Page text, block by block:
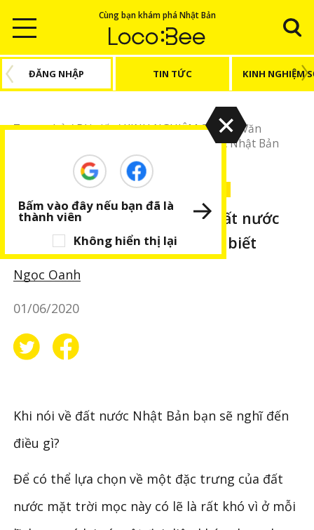
Cùng bạn khám phá Nhật Bản
ĐĂNG NHẬP TIN TỨC KINH NGHIỆM
Trang chủ/Bài viết/KINH NGHIỆM SỐNG/ Văn
10 biểu tượng đại diện của đất nước Nhật Bản
nhất định bạn nên biết
KINH NGHIỆM SỐNG Văn hoá
10 biểu tượng đại diện của đất nước
Nhật Bản nhất định bạn nên biết
Ngọc Oanh
01/06/2020
Khi nói về đất nước Nhật Bản bạn sẽ nghĩ đến
điều gì?
Để có thể lựa chọn về một đặc trưng của đất
nước mặt trời mọc này có lẽ là rất khó vì ở mỗi
Không hiển thị lại
Bấm vào đây nếu bạn đã là
thành viên